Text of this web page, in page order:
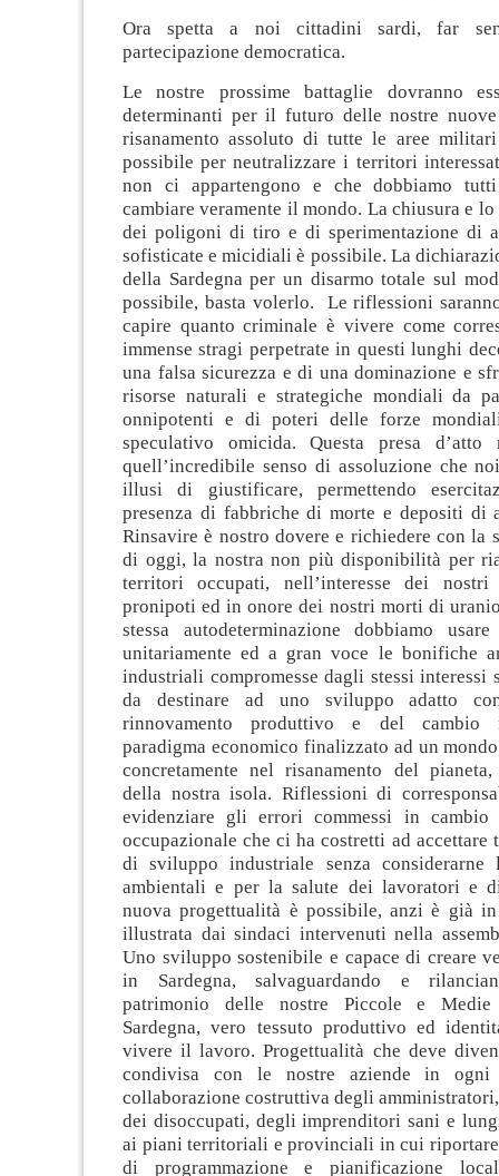
Ora spetta a noi cittadini sardi, far
partecipazione democratica.
Le nostre prossime battaglie dovranno
determinanti per il futuro delle nostre
risanamento assoluto di tutte le aree
possibile per neutralizzare i territori
non ci appartengono e che dobbiamo
cambiare veramente il mondo. La chiusura e
dei poligoni di tiro e di sperimentazione di
sofisticate e micidiali è possibile. La
della Sardegna per un disarmo totale sul
possibile, basta volerlo. Le riflessioni
capire quanto criminale è vivere come
immense stragi perpetrate in questi lunghi
una falsa sicurezza e di una dominazione e
risorse naturali e strategiche mondiali da
onnipotenti e di poteri delle forze
speculativo omicida. Questa presa
quell’incredibile senso di assoluzione che
illusi di giustificare, permettendo
presenza di fabbriche di morte e depositi di
Rinsavire è nostro dovere e richiedere con la
di oggi, la nostra non più disponibilità per
territori occupati, nell’interesse dei
pronipoti ed in onore dei nostri morti di
stessa autodeterminazione dobbiamo
unitariamente ed a gran voce le bonifiche
industriali compromesse dagli stessi interessi
da destinare ad uno sviluppo adatto
rinnovamento produttivo e del cambio
paradigma economico finalizzato ad un
concretamente nel risanamento del
della nostra isola. Riflessioni di
evidenziare gli errori commessi in
occupazionale che ci ha costretti ad accettare
di sviluppo industriale senza considerarne
ambientali e per la salute dei lavoratori e
nuova progettualità è possibile, anzi è già
illustrata dai sindaci intervenuti nella
Uno sviluppo sostenibile e capace di creare
in Sardegna, salvaguardando e
patrimonio delle nostre Piccole e Medie
Sardegna, vero tessuto produttivo ed
vivere il lavoro. Progettualità che deve
condivisa con le nostre aziende in ogni
collaborazione costruttiva degli
dei disoccupati, degli imprenditori sani e
ai piani territoriali e provinciali in cui
di programmazione e pianificazione